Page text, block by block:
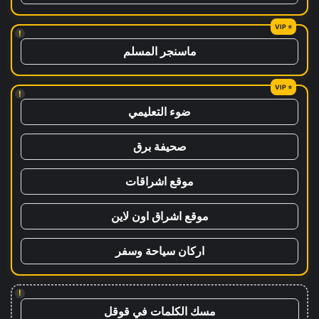
!
ماسنجر المسلم
!
ضوء التعليمي
صحيفة برق
موقع اشراقات
موقع اشراق اون لاين
اركان سياحة وسفر
!
مسك الكلمات في قوقل